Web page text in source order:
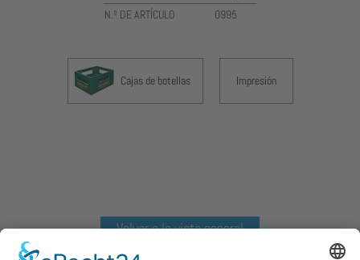
N.º DE ARTÍCULO
0995
Cajas de botellas Impresión
Volver a la vista general